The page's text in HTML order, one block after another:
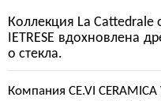
Коллекция La Cattedrale
IETRESE вдохновлена
о стекла.
Компания CE.VI